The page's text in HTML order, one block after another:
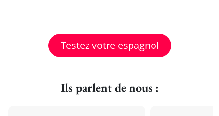
Testez votre espagnol
Ils parlent de nous :